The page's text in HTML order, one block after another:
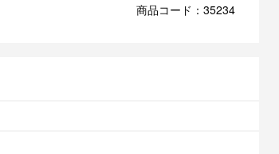
商品コード：35234